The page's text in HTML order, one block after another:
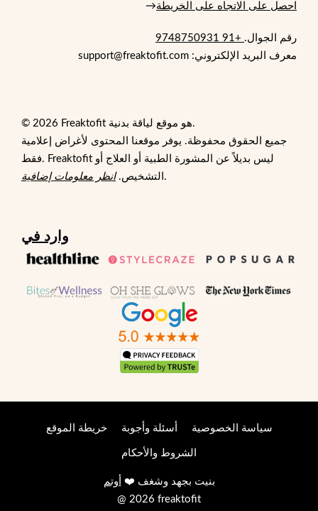
احصل على الاتجاه على الخريطة→
رقم الجوال. +91 9748750931
معرف البريد الإلكتروني: support@freaktofit.com
© 2026 Freaktofit هو موقع لياقة بدنية.
جميع الحقوق محفوظة. يوفر موقعنا المحتوى لأغراض إعلامية
فقط. Freaktofit ليس بديلاً عن المشورة الطبية أو العلاج أو
التشخيص.انظر معلومات إضافية .
وارد في
خريطة الموقع أسئلة وأجوبة سياسة الخصوصية
الشروط والأحكام
بنيت بجهد وشغف ❤️ أوتم
@ 2026 freaktofit